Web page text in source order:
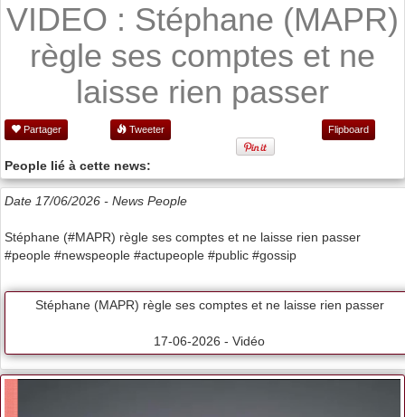
VIDEO : Stéphane (MAPR)
règle ses comptes et ne
laisse rien passer
Partager Tweeter Flipboard
People lié à cette news:
Date 17/06/2026 - News People
Stéphane (#MAPR) règle ses comptes et ne laisse rien passer
#people #newspeople #actupeople #public #gossip
Stéphane (MAPR) règle ses comptes et ne laisse rien passer
17-06-2026 - Vidéo